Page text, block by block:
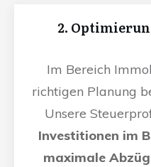
2.
Im Bereich
richtigen Planung
Unsere
Investitionen im
maximale